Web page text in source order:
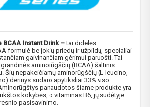
BCAA Instant Drink –tai didelės
formulė be jokių priedų ir užpildų, specialiai
gaivinančiam gėrimui paruošti. Tai
aminorūgščių (BCAA) šaltinis
Šių nepakeičiamų aminorūgščių (L-leucino,
derinys sudaro apytiksliai 33% viso
panaudotos šiame produkte yra
kokybės, o vitaminas B6, jų sudėtyje
pasisavinimo.